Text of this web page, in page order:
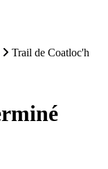
Trail de Coatloc'h